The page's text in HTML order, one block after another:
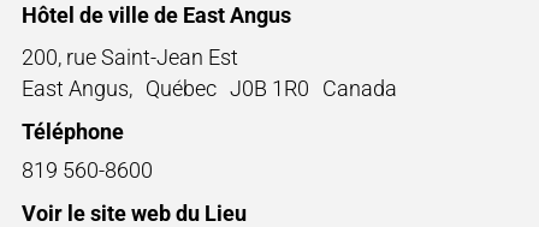
Hôtel de ville de East Angus
200, rue Saint-Jean Est
East Angus, Québec J0B 1R0
Canada
Téléphone
819 560-8600
Voir le site web du Lieu